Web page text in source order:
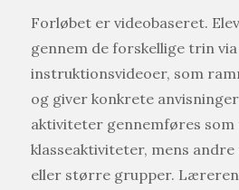
Forløbet er videobaseret.
gennem de forskellige trin
instruktionsvideoer, som
og giver konkrete
aktiviteter gennemføres som
klasseaktiviteter, mens
eller større grupper.